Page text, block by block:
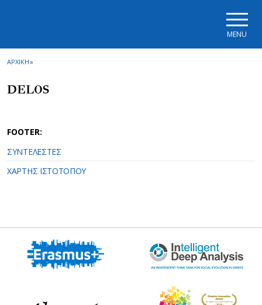
MENU
ΑΡΧΙΚΗ»
DELOS
FOOTER:
ΣΥΝΤΕΛΕΣΤΕΣ
ΧΑΡΤΗΣ ΙΣΤΟΤΟΠΟΥ